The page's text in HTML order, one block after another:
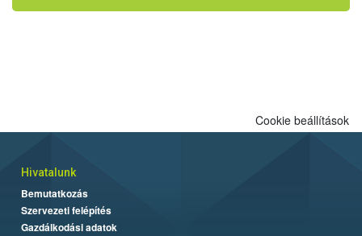
Cookie beállítások
Hivatalunk
Bemutatkozás
Szervezeti felépítés
Gazdálkodási adatok